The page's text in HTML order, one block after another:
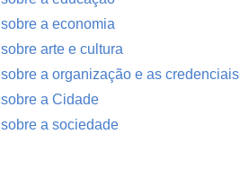
a economia
arte e cultura
a organização e as credenciais
a Cidade
a sociedade